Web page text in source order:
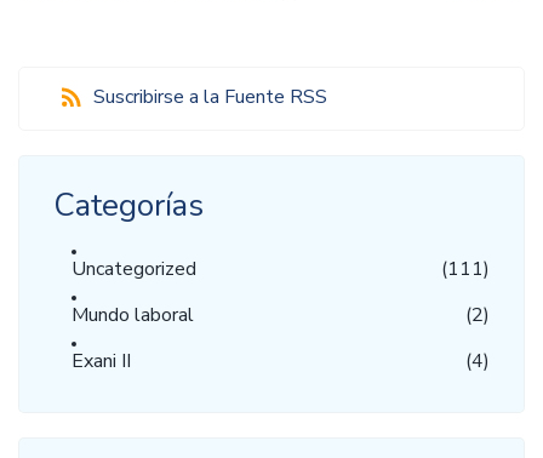
Suscribirse a la Fuente RSS
Categorías
Uncategorized
(111)
Mundo laboral
(2)
Exani II
(4)